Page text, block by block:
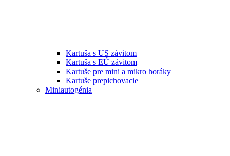
Kartuša s US závitom
Kartuša s EÚ závitom
Kartuše pre mini a mikro horáky
Kartuše prepichovacie
Miniautogénia